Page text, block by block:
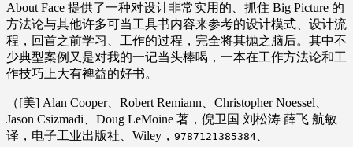
About Face 提供了一种对设计非常实用的、抓住 Big Picture 的
方法论与其他许多可当工具书内容来参考的设计模式、设计流
程，回首之前学习、工作的过程，完全将其抛之脑后。其中不
少典型案例又是对我的一记当头棒喝，一本在工作方法论和工
作技巧上大有裨益的好书。
（[美] Alan Cooper、Robert Remiann、Christopher Noessel、
Jason Csizmadi、Doug LeMoine 著，倪卫国 刘松涛 薛飞 航敏
译，电子工业出版社、Wiley， 9787121385384